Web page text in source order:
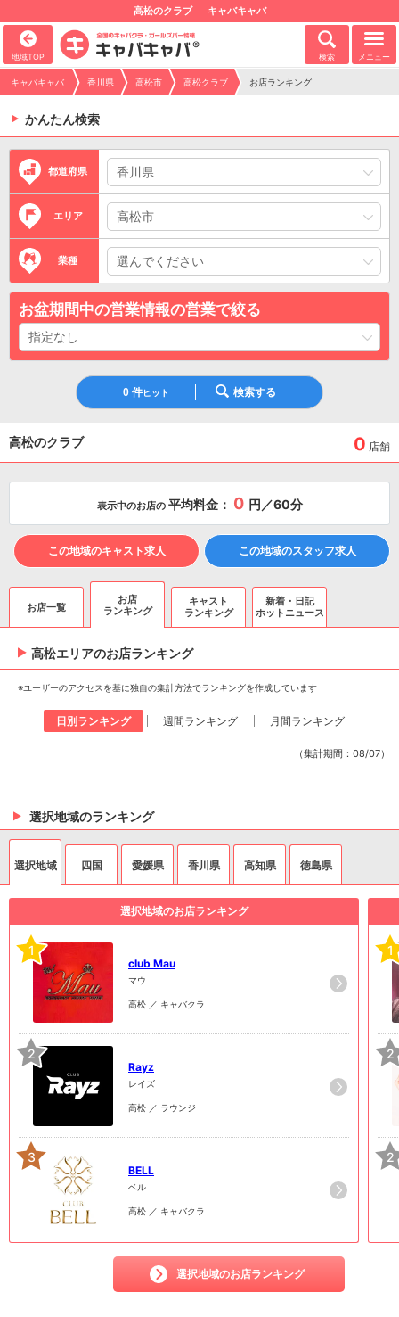
高松のクラブ キャバキャバ
地域TOP 検索 メニュー
キャバキャバ 香川県 高松市 高松クラブ お店ランキング
かんたん検索
都道府県
エリア
業種
お盆期間中の営業情報の営業で絞る
0 件ヒット 検索する
高松のクラブ 0 店舗
表示中のお店の 平均料金： 0 円／60分
この地域のキャスト求人 この地域のスタッフ求人
お店一覧
お店
ランキング
キャスト
ランキング
新着・日記
ホットニュース
高松エリアのお店ランキング
※ユーザーのアクセスを基に独自の集計方法でランキングを作成しています
日別ランキング 週間ランキング 月間ランキング
（集計期間：08/07）
選択地域のランキング
選択地域 四国 愛媛県 香川県 高知県 徳島県
選択地域のお店ランキング
1
club Mau
マウ
高松 ／ キャバクラ
2
Rayz
レイズ
高松 ／ ラウンジ
3
BELL
ベル
高松 ／ キャバクラ
選択地域のお店ランキング
1
2
2